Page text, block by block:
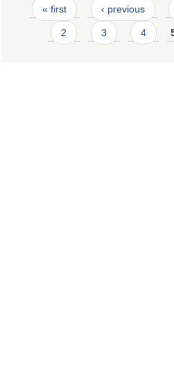
Pages
« first ‹ previous
2 3 4